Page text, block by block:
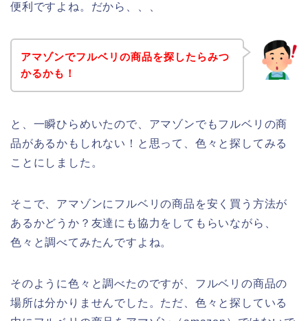
便利ですよね。だから、、、
アマゾンでフルベリの商品を探したらみつ
かるかも！
と、一瞬ひらめいたので、アマゾンでもフルベリの商
品があるかもしれない！と思って、色々と探してみる
ことにしました。
そこで、アマゾンにフルベリの商品を安く買う方法が
あるかどうか？友達にも協力をしてもらいながら、
色々と調べてみたんですよね。
そのように色々と調べたのですが、フルベリの商品の
場所は分かりませんでした。ただ、色々と探している